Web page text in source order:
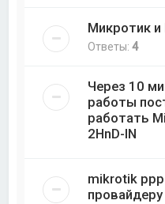
Микротик
Ответы:4
Через 10
работы
работать
2HnD-IN
mikrotik
провайдеру